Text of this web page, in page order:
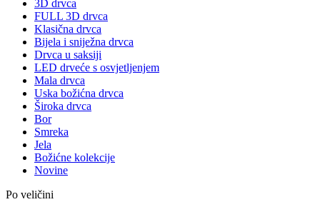
3D drvca
FULL 3D drvca
Klasična drvca
Bijela i sniježna drvca
Drvca u saksiji
LED drveće s osvjetljenjem
Mala drvca
Uska božićna drvca
Široka drvca
Bor
Smreka
Jela
Božićne kolekcije
Novine
Po veličini